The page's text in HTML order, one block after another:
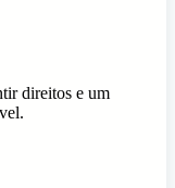
direitos e um